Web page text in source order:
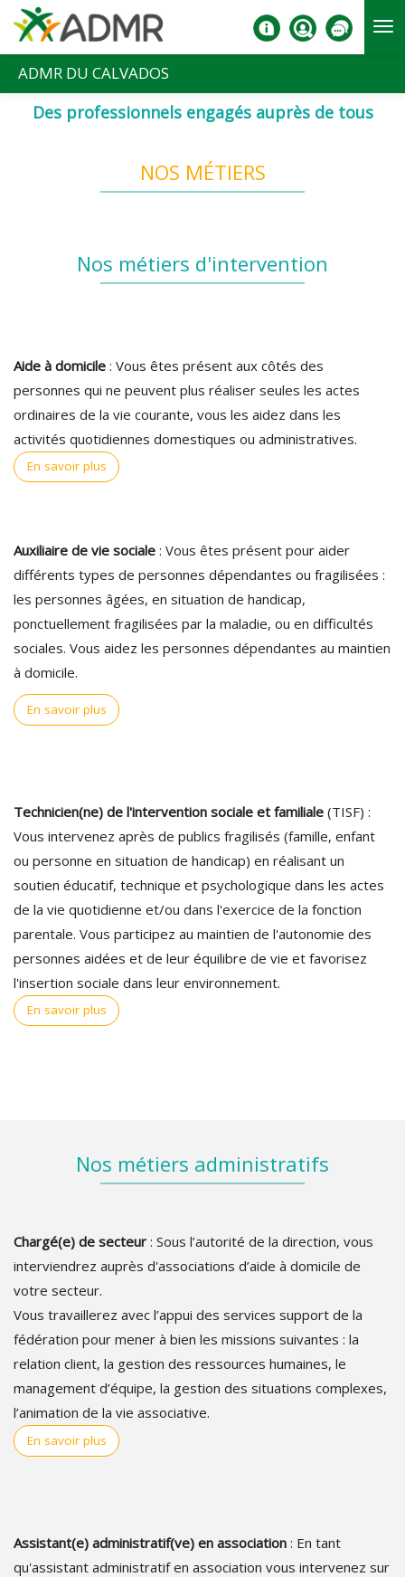
Aller au contenu principal
ADMR DU CALVADOS
Des professionnels engagés auprès de tous
NOS MÉTIERS
Nos métiers d'intervention
Aide à domicile : Vous êtes présent aux côtés des
personnes qui ne peuvent plus réaliser seules les actes
ordinaires de la vie courante, vous les aidez dans les
activités quotidiennes domestiques ou administratives.
En savoir plus
Auxiliaire de vie sociale : Vous êtes présent pour aider
différents types de personnes dépendantes ou fragilisées :
les personnes âgées, en situation de handicap,
ponctuellement fragilisées par la maladie, ou en difficultés
sociales. Vous aidez les personnes dépendantes au maintien
à domicile.
En savoir plus
Technicien(ne) de l'intervention sociale et familiale (TISF) :
Vous intervenez après de publics fragilisés (famille, enfant
ou personne en situation de handicap) en réalisant un
soutien éducatif, technique et psychologique dans les actes
de la vie quotidienne et/ou dans l'exercice de la fonction
parentale. Vous participez au maintien de l'autonomie des
personnes aidées et de leur équilibre de vie et favorisez
l'insertion sociale dans leur environnement.
En savoir plus
Nos métiers administratifs
Chargé(e) de secteur : Sous l’autorité de la direction, vous
interviendrez auprès d'associations d’aide à domicile de
votre secteur.
Vous travaillerez avec l’appui des services support de la
fédération pour mener à bien les missions suivantes : la
relation client, la gestion des ressources humaines, le
management d’équipe, la gestion des situations complexes,
l’animation de la vie associative.
En savoir plus
Assistant(e) administratif(ve) en association : En tant
qu'assistant administratif en association vous intervenez sur